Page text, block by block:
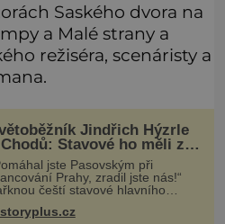
Saského dvora na
a Malé strany a
režiséra, scenáristy a
Jindřich Hýzrle
Stavové ho měli za
jste Pasovským při
Prahy, zradil jste nás!“
čeští stavové hlavního
se však zastrašit nenechá.